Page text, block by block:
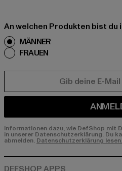
An welchen Produkten bist
MÄNNER
FRAUEN
Informationen dazu, wie DefShop mit
in unserer Datenschutzerklärung. Du
abmelden. Datenschutzerklärung lesen.